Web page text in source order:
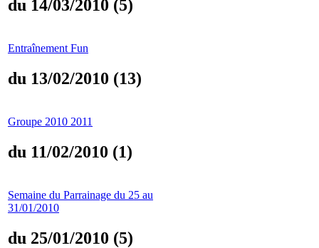
du 14/03/2010 (5)
Entraînement Fun
du 13/02/2010 (13)
Groupe 2010 2011
du 11/02/2010 (1)
Semaine du Parrainage du 25 au
31/01/2010
du 25/01/2010 (5)